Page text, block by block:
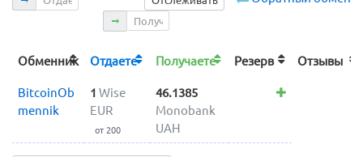
Получаете
Обменник Отдаете Получаете Резерв Отзывы
BitcoinOb
mennik
1 Wise
EUR
от 200
46.1385
Monobank
UAH